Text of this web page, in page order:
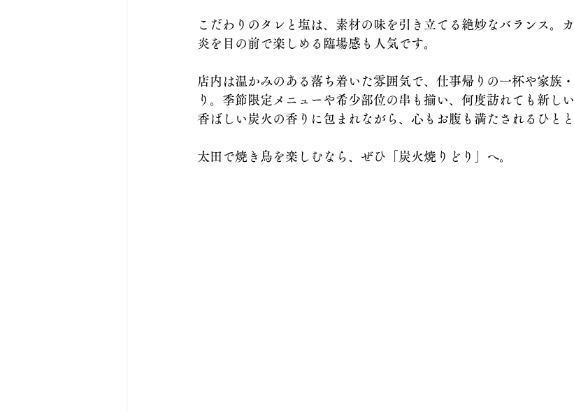
こだわりのタレと塩は、素材の味を引き立てる絶妙なバランス。
炎を目の前で楽しめる臨場感も人気です。
店内は温かみのある落ち着いた雰囲気で、仕事帰りの一杯や家族
り。季節限定メニューや希少部位の串も揃い、何度訪れても新し
香ばしい炭火の香りに包まれながら、心もお腹も満たされるひと
太田で焼き鳥を楽しむなら、ぜひ「炭火焼りどり」へ。